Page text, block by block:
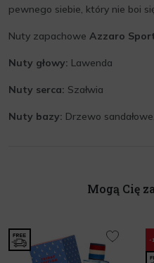
pewnego siebie, który nie boi
Nuty zapachowe Azzaro
Nuty głowy: Lawenda
Nuty serca: Szałwia
Nuty bazy: Drzewo
Mogą Cię
-